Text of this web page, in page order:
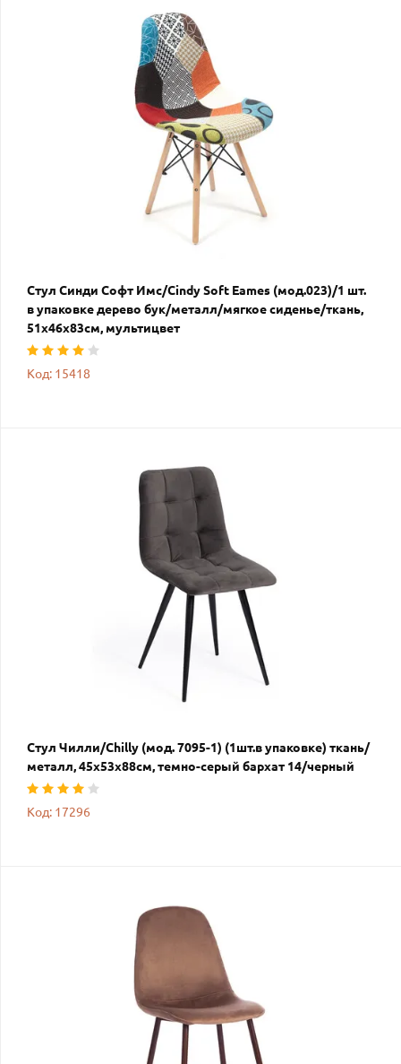
Стул Синди Софт Имс/Cindy Soft Eames (мод.023)/1 шт.
в упаковке дерево бук/металл/мягкое сиденье/ткань,
51х46х83см, мультицвет
Код: 15418
Стул Чилли/Chilly (мод. 7095-1) (1шт.в упаковке) ткань/
металл, 45х53х88см, темно-серый бархат 14/черный
Код: 17296